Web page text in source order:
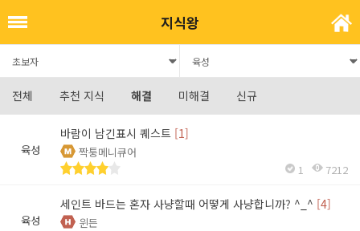
지식왕
전체 추천 지식 해결 미해결 신규
육성
바람이 남긴표시 퀘스트 [1]
짝퉁메니큐어
1
7212
육성
세인트 바드는 혼자 사냥할때 어떻게 사냥합니까? ^_^ [4]
윈든